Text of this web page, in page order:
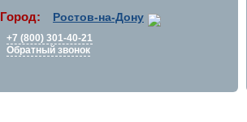
Город: Ростов-на-Дону
+7 (800) 301-40-21
Обратный звонок